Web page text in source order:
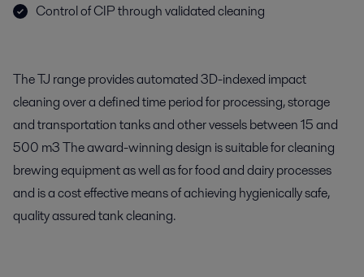
Control of CIP through validated cleaning
The TJ range provides automated 3D-indexed impact
cleaning over a defined time period for processing, storage
and transportation tanks and other vessels between 15 and
500 m3 The award-winning design is suitable for cleaning
brewing equipment as well as for food and dairy processes
and is a cost effective means of achieving hygienically safe,
quality assured tank cleaning.